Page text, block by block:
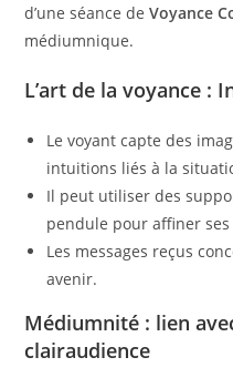
d’une séance deVoyance
médiumnique.
L’art de la voyance :
Le voyant capte des
intuitions liés à la
Il peut utiliser des
pendule pour affiner
Les messages reçus
avenir.
Médiumnité : lien
clairaudience